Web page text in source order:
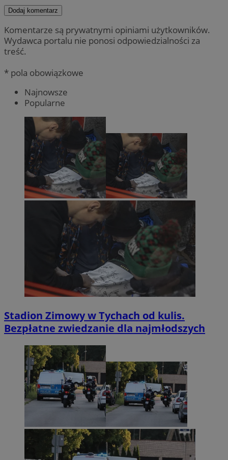
Dodaj komentarz
Komentarze są prywatnymi opiniami użytkowników.
Wydawca portalu nie ponosi odpowiedzialności za
treść.
* pola obowiązkowe
Najnowsze
Popularne
Stadion Zimowy w Tychach od kulis.
Bezpłatne zwiedzanie dla najmłodszych